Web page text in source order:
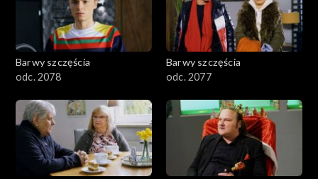
Barwy szczęścia
odc. 2078
Barwy szczęścia
odc. 2077